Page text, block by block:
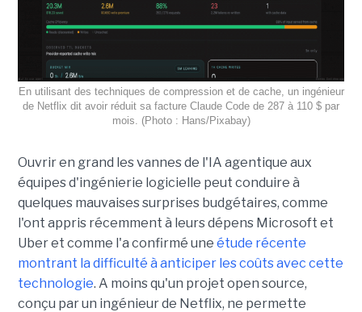
En utilisant des techniques de compression et de cache, un ingénieur
de Netflix dit avoir réduit sa facture Claude Code de 287 à 110 $ par
mois. (Photo : Hans/Pixabay)
Ouvrir en grand les vannes de l'IA agentique aux
équipes d'ingénierie logicielle peut conduire à
quelques mauvaises surprises budgétaires, comme
l'ont appris récemment à leurs dépens Microsoft et
Uber et comme l'a confirmé une étude récente
montrant la difficulté à anticiper les coûts avec cette
technologie. A moins qu'un projet open source,
conçu par un ingénieur de Netflix, ne permette